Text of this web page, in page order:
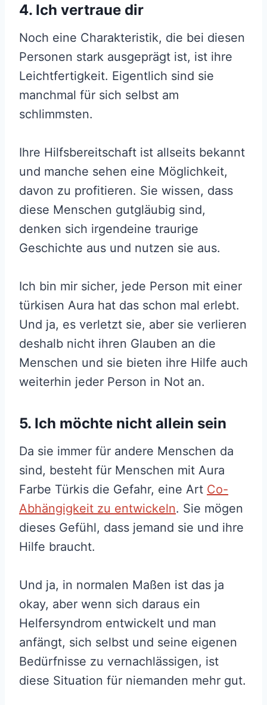
4. Ich vertraue dir
Noch eine Charakteristik, die bei diesen
Personen stark ausgeprägt ist, ist ihre
Leichtfertigkeit. Eigentlich sind sie
manchmal für sich selbst am
schlimmsten.
Ihre Hilfsbereitschaft ist allseits bekannt
und manche sehen eine Möglichkeit,
davon zu profitieren. Sie wissen, dass
diese Menschen gutgläubig sind,
denken sich irgendeine traurige
Geschichte aus und nutzen sie aus.
Ich bin mir sicher, jede Person mit einer
türkisen Aura hat das schon mal erlebt.
Und ja, es verletzt sie, aber sie verlieren
deshalb nicht ihren Glauben an die
Menschen und sie bieten ihre Hilfe auch
weiterhin jeder Person in Not an.
5. Ich möchte nicht allein sein
Da sie immer für andere Menschen da
sind, besteht für Menschen mit Aura
Farbe Türkis die Gefahr, eine Art Co-
Abhängigkeit zu entwickeln. Sie mögen
dieses Gefühl, dass jemand sie und ihre
Hilfe braucht.
Und ja, in normalen Maßen ist das ja
okay, aber wenn sich daraus ein
Helfersyndrom entwickelt und man
anfängt, sich selbst und seine eigenen
Bedürfnisse zu vernachlässigen, ist
diese Situation für niemanden mehr gut.